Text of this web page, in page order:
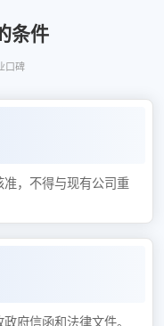
条件
口碑
，不得与现有公司重
府信函和法律文件。